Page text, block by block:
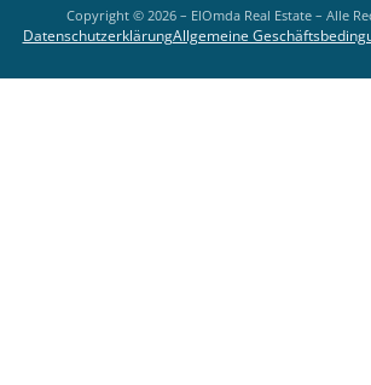
Copyright © 2026– ElOmda Real Estate – Alle
DatenschutzerklärungAllgemeine